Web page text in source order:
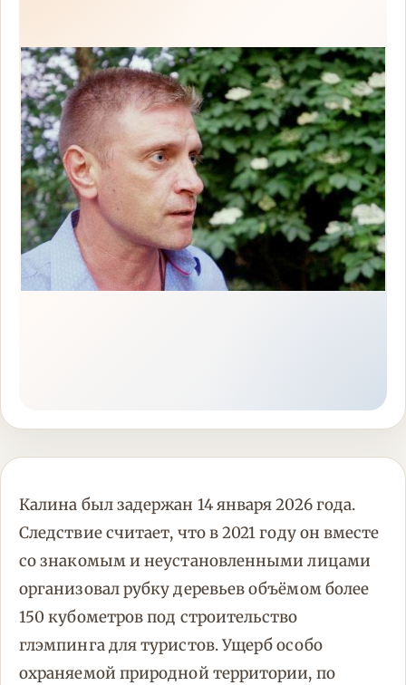
Калина был задержан 14 января 2026 года.
Следствие считает, что в 2021 году он вместе
со знакомым и неустановленными лицами
организовал рубку деревьев объёмом более
150 кубометров под строительство
глэмпинга для туристов. Ущерб особо
охраняемой природной территории, по